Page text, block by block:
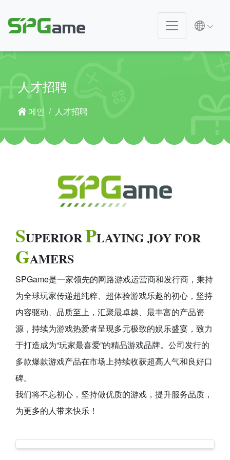
人才招聘
메인 人才招聘
SUPERIORPLAYING JOY FOR
GAMERS
SPGame是一家领先的网路游戏运营商和发行商，秉持
为全球玩家传递超纯粹、超体验游戏乐趣的初心，坚持
内容驱动、品质至上，汇聚最卓越、最丰富的产品资
源，持续为游戏热爱者呈现多元极致的娱乐盛宴，致力
于打造成为“玩家最喜爱”的精品游戏品牌。公司发行的
多款爆款游戏产品在市场上持续收获超高人气和良好口
碑。
我们将不忘初心，坚持做优质的游戏，提升服务品质，
为更多的人带来快乐！